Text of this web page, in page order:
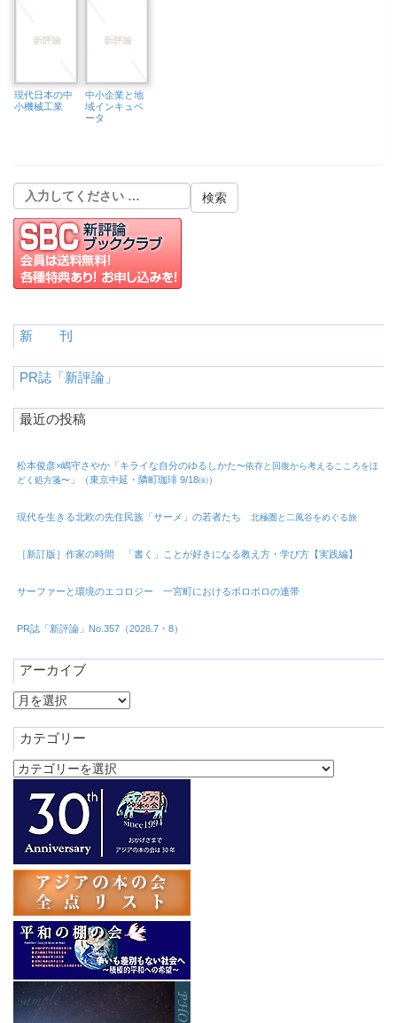
現代日本の中
小機械工業
中小企業と地
域インキュベ
ータ
新 刊
PR誌「新評論」
最近の投稿
松本俊彦×嶋守さやか「キライな自分のゆるしかた〜依存と回復から考えるこころをほ
どく処方箋〜 」（東京中延・隣町珈琲 9/18㈮）
現代を生きる北欧の先住民族「サーメ」の若者たち 北極圏と二風谷をめぐる旅
［新訂版］作家の時間 「書く」ことが好きになる教え方・学び方【実践編】
サーファーと環境のエコロジー 一宮町におけるボロボロの連帯
PR誌「新評論」No.357（2026.7・8）
アーカイブ
ア
カ
イ
ブ
カテゴリー
カ